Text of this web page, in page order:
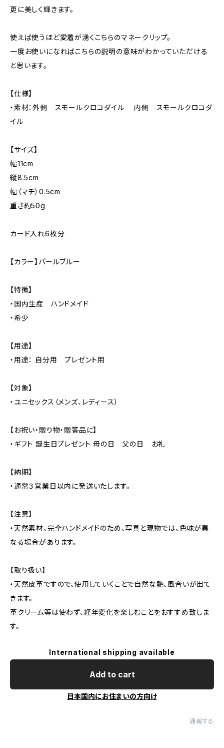
更に美しく輝きます。
使えば使うほど愛着が湧くこちらのマネークリップ。
一度お使いになればこちらの説明の意味がわかっていただける
と思います。
【仕様】
・素材：外側 スモールクロコダイル 内側 スモールクロコダ
イル
【サイズ】
幅11cm
縦8.5cm
幅（マチ）0.5cm
重さ約50g
カード入れ6枚分
【カラー】パールブルー
【特徴】
・国内生産 ハンドメイド
・希少
【用途】
・用途： 自分用 プレゼント用
【対象】
・ユニセックス（メンズ、レディース）
【お祝い・贈り物・贈答品に】
・ギフト 誕生日プレゼント 母の日 父の日 お礼
【納期】
・通常３営業日以内に発送いたします。
【注意】
・天然素材、完全ハンドメイドのため、写真と現物では、色味が異
なる場合があります。
【取り扱い】
・天然皮革ですので、使用していくことで自然な艶、風合いが出て
きます。
革クリーム等は使わず、経年変化を楽しむことをおすすめ致しま
す。
International shipping available
Add to cart
日本国内にお住まいの方向け
通報する